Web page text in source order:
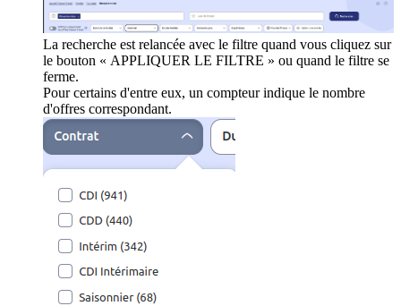
La recherche est relancée avec le filtre quand vous cliquez sur
le bouton « APPLIQUER LE FILTRE » ou quand le filtre se
ferme.
Pour certains d'entre eux, un compteur indique le nombre
d'offres correspondant.